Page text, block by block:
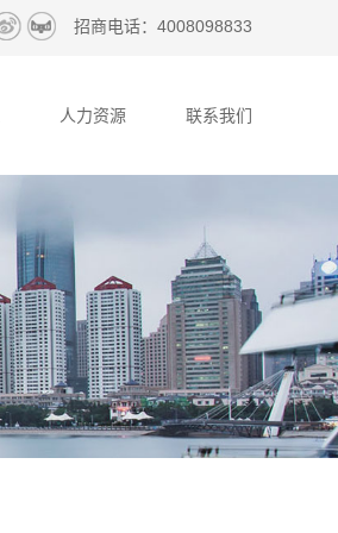
招商电话： 4008098833
人力资源 联系我们